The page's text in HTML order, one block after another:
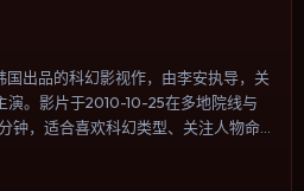
出品的科幻影视作，由李安执导，关
演。影片于2010-10-25在多地院线与
钟，适合喜欢科幻类型、关注人物命